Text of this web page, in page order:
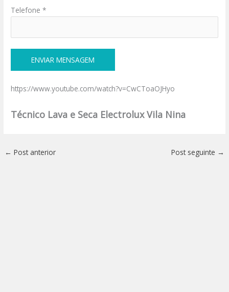
Telefone *
https://www.youtube.com/watch?v=CwCToaOJHyo
Técnico Lava e Seca Electrolux Vila Nina
← Post anterior Post seguinte →